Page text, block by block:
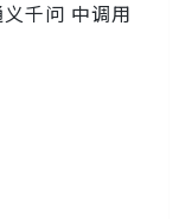
千问 中调用